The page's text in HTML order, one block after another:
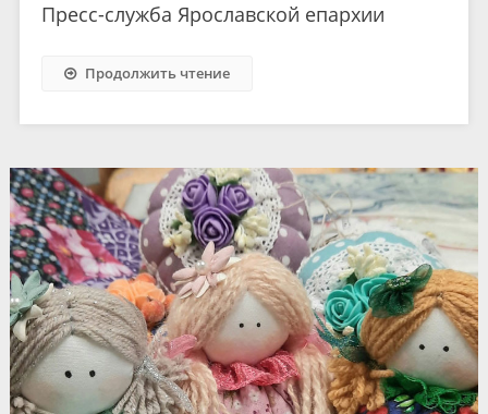
Пресс-служба Ярославской епархии
Продолжить чтение